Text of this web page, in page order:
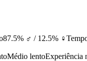
87.5% ♂ / 12.5% ♀
Médio lentoExperiência